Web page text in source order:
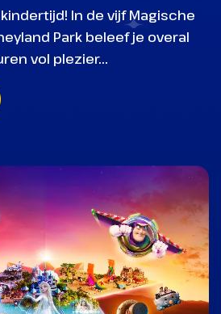
In de vijf Magische
Park beleef je overal
vol plezier...